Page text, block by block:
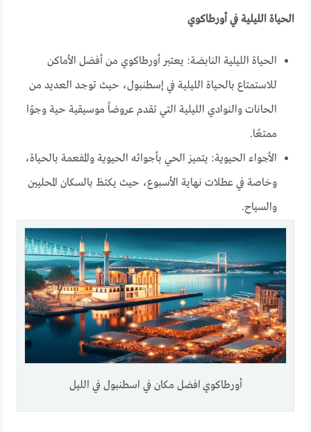
الحياة الليلية في أورطاكوي
الحياة الليلية النابضة: يعتبر أورطاكوي من أفضل الأماكن
للاستمتاع بالحياة الليلية في إسطنبول، حيث توجد العديد من
الحانات والنوادي الليلية التي تقدم عروضاً موسيقية حية وجوًا
ممتعًا.
الأجواء الحيوية: يتميز الحي بأجوائه الحيوية والمفعمة بالحياة،
وخاصة في عطلات نهاية الأسبوع، حيث يكتظ بالسكان المحليين
والسياح.
أورطاكوي افضل مكان في اسطنبول في الليل